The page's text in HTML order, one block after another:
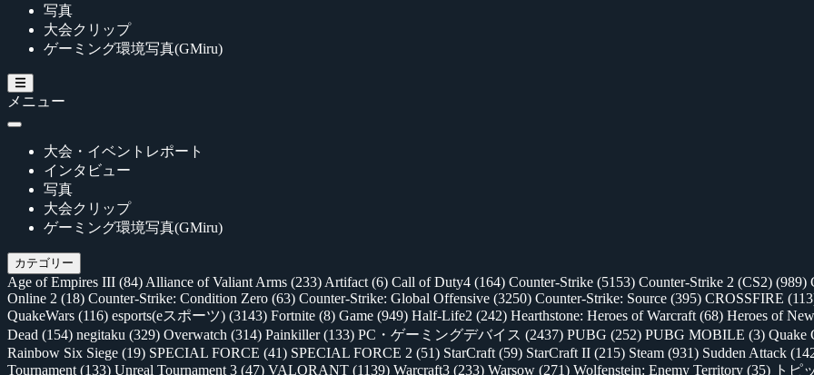
写真
大会クリップ
ゲーミング環境写真(GMiru)
メニュー
大会・イベントレポート
インタビュー
写真
大会クリップ
ゲーミング環境写真(GMiru)
カテゴリー
Age of Empires III (84) Alliance of Valiant Arms (233) Artifact (6) Call of Duty4 (164) Counter-Strike (5153) Counter-Strike 2 (CS2) (989)
Online 2 (18) Counter-Strike: Condition Zero (63) Counter-Strike: Global Offensive (3250) Counter-Strike: Source (395) CROSSFIRE
QuakeWars (116) esports(eスポーツ) (3143) Fortnite (8) Game (949) Half-Life2 (242) Hearthstone: Heroes of Warcraft (68) Heroes of
Dead (154) negitaku (329) Overwatch (314) Painkiller(133) PC・ゲーミングデバイス (2437) PUBG (252) PUBG MOBILE (3) Quake
Rainbow Six Siege (19) SPECIAL FORCE (41) SPECIAL FORCE 2 (51) StarCraft (59) StarCraft II (215) Steam (931) Sudden Attack
Tournament (133) Unreal Tournament 3 (47) VALORANT (1139) Warcraft3 (233) Warsow (271) Wolfenstein: Enemy Territory (35) トピ